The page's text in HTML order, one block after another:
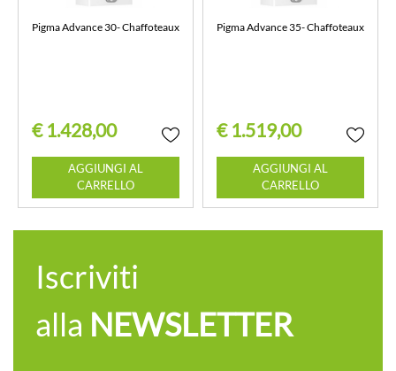
Pigma Advance 30- Chaffoteaux
€ 1.428,00
Quantità
AGGIUNGI AL
CARRELLO
Pigma Advance 35- Chaffoteaux
€ 1.519,00
Quantità
AGGIUNGI AL
CARRELLO
Iscriviti
alla NEWSLETTER